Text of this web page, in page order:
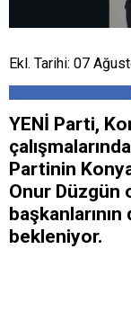
Ekl. Tarihi: 07
YENİ Parti,
Partinin
Onur Düzgün
başkanlarının
bekleniyor.